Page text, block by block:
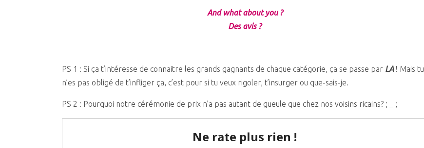
And what about you ?
Des avis ?
PS 1 : Si ça t’intéresse de connaitre les grands gagnants de chaque catégorie, ça se passe par LA! Mais tu
n’es pas obligé de t’infliger ça, c’est pour si tu veux rigoler, t’insurger ou que-sais-je.
PS 2 : Pourquoi notre cérémonie de prix n’a pas autant de gueule que chez nos voisins ricains? ; _ ;